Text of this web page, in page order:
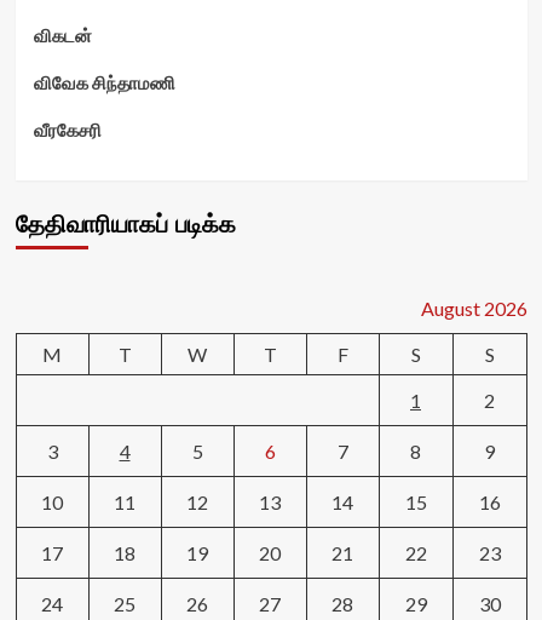
விகடன்
விவேக சிந்தாமணி
வீரகேசரி
தேதிவாரியாகப் படிக்க
August 2026
M
T W T F S
S
1
2
3 4 5 6 7 8 9
10 11 12 13 14 15 16
17 18 19 20 21 22 23
24 25 26 27 28 29 30